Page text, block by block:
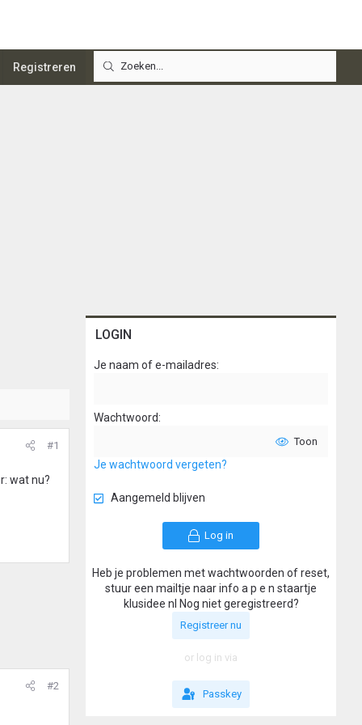
Registreren
#1
wat nu?
#2
LOGIN
Je naam of e-mailadres
Wachtwoord
Toon
Je wachtwoord vergeten?
Aangemeld blijven
Log in
Heb je problemen met wachtwoorden of reset,
stuur een mailtje naar info a p e n staartje
klusidee nl Nog niet geregistreerd?
Registreer nu
or log in via
Passkey